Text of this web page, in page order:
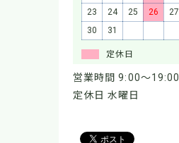
23
24 25 26 27
30
31
定休日
営業時間 9:00～19:00
定休日 水曜日